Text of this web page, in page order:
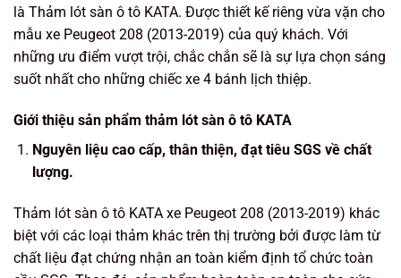
là Thảm lót sàn ô tô KATA. Được thiết kế riêng vừa vặn cho
mẫu xe Peugeot 208 (2013-2019) của quý khách. Với
những ưu điểm vượt trội, chắc chắn sẽ là sự lựa chọn sáng
suốt nhất cho những chiếc xe 4 bánh lịch thiệp.
Giới thiệu sản phẩm thảm lót sàn ô tô KATA
Nguyên liệu cao cấp, thân thiện, đạt tiêu SGS về chất
lượng.
Thảm lót sàn ô tô KATA xe Peugeot 208 (2013-2019) khác
biệt với các loại thảm khác trên thị trường bởi được làm từ
chất liệu đạt chứng nhận an toàn kiểm định tổ chức toàn